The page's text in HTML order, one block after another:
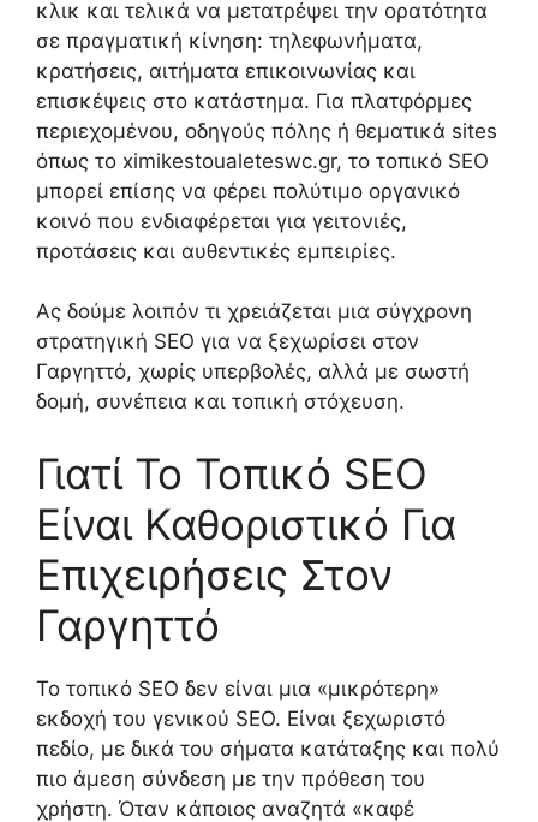
κλικ και τελικά να μετατρέψει την ορατότητα
σε πραγματική κίνηση: τηλεφωνήματα,
κρατήσεις, αιτήματα επικοινωνίας και
επισκέψεις στο κατάστημα. Για πλατφόρμες
περιεχομένου, οδηγούς πόλης ή θεματικά sites
όπως το ximikestoualeteswc.gr, το τοπικό SEO
μπορεί επίσης να φέρει πολύτιμο οργανικό
κοινό που ενδιαφέρεται για γειτονιές,
προτάσεις και αυθεντικές εμπειρίες.
Ας δούμε λοιπόν τι χρειάζεται μια σύγχρονη
στρατηγική SEO για να ξεχωρίσει στον
Γαργηττό, χωρίς υπερβολές, αλλά με σωστή
δομή, συνέπεια και τοπική στόχευση.
Γιατί Το Τοπικό SEO
Είναι Καθοριστικό Για
Επιχειρήσεις Στον
Γαργηττό
Το τοπικό SEO δεν είναι μια «μικρότερη»
εκδοχή του γενικού SEO. Είναι ξεχωριστό
πεδίο, με δικά του σήματα κατάταξης και πολύ
πιο άμεση σύνδεση με την πρόθεση του
χρήστη. Όταν κάποιος αναζητά «καφέ